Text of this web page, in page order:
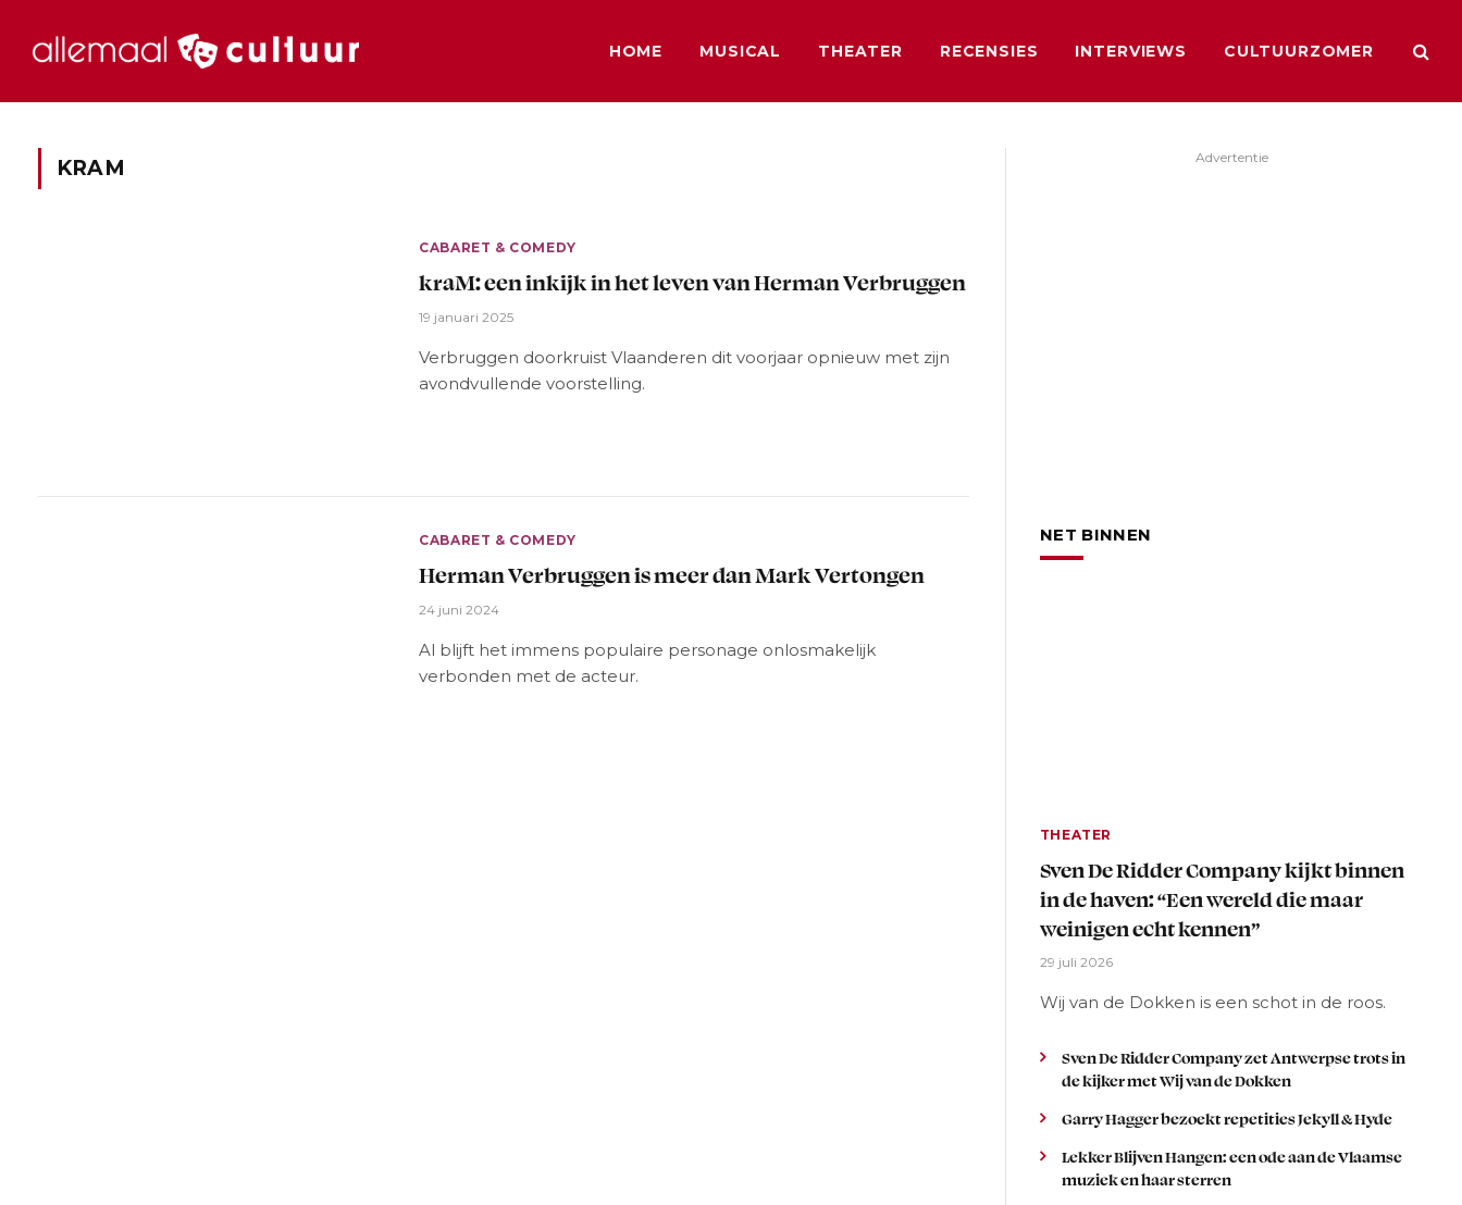
HOME MUSICAL THEATER RECENSIES INTERVIEWS CULTUURZOMER
KRAM
CABARET & COMEDY
kraM: een inkijk in het leven van Herman Verbruggen
19 januari 2025
Verbruggen doorkruist Vlaanderen dit voorjaar opnieuw met zijn
avondvullende voorstelling.
CABARET & COMEDY
Herman Verbruggen is meer dan Mark Vertongen
24 juni 2024
Al blijft het immens populaire personage onlosmakelijk
verbonden met de acteur.
Advertentie
NET BINNEN
THEATER
Sven De Ridder Company kijkt binnen
in de haven: “Een wereld die maar
weinigen echt kennen”
29 juli 2026
Wij van de Dokken is een schot in de roos.
Sven De Ridder Company zet Antwerpse trots in
de kijker met Wij van de Dokken
Garry Hagger bezoekt repetities Jekyll & Hyde
Lekker Blijven Hangen: een ode aan de Vlaamse
muziek en haar sterren